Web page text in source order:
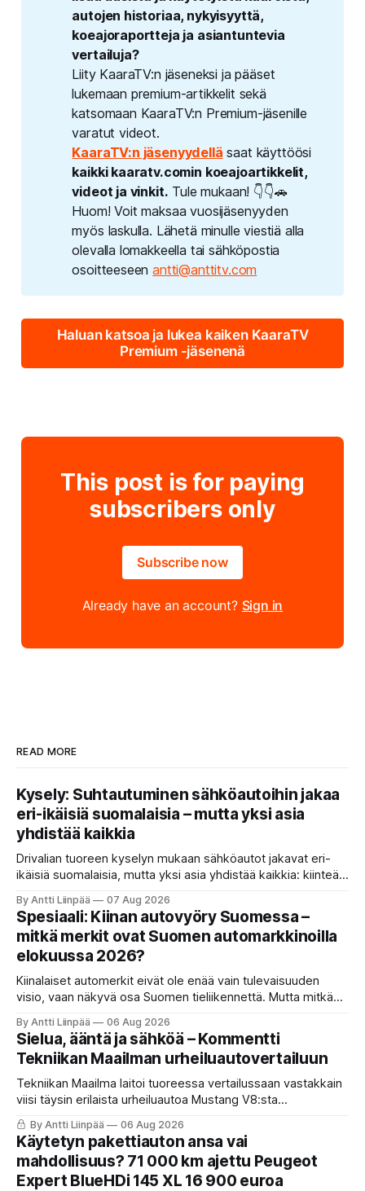
autojen historiaa, nykyisyyttä,
koeajoraportteja ja asiantuntevia
vertailuja?
Liity KaaraTV:n jäseneksi ja pääset
lukemaan premium-artikkelit sekä
katsomaan KaaraTV:n Premium-jäsenille
varatut videot.
KaaraTV:n jäsenyydellä saat käyttöösi
kaikki kaaratv.comin koeajoartikkelit,
videot ja vinkit. Tule mukaan! 👇👇🚗
Huom! Voit maksaa vuosijäsenyyden
myös laskulla. Lähetä minulle viestiä alla
olevalla lomakkeella tai sähköpostia
osoitteeseenantti@anttitv.com
Haluan katsoa ja lukea kaiken KaaraTV
Premium -jäsenenä
This post is for paying
subscribers only
Subscribe now
Already have an account? Sign in
READ MORE
Kysely: Suhtautuminen sähköautoihin jakaa
eri-ikäisiä suomalaisia – mutta yksi asia
yhdistää kaikkia
Drivalian tuoreen kyselyn mukaan sähköautot jakavat eri-
ikäisiä suomalaisia, mutta yksi asia yhdistää kaikkia: kiinteät
valittaessa.
By Antti Liinpää 07 Aug 2026
Spesiaali: Kiinan autovyöry Suomessa –
mitkä merkit ovat Suomen automarkkinoilla
elokuussa 2026?
Kiinalaiset automerkit eivät ole enää vain tulevaisuuden
visio, vaan näkyvä osa Suomen tieliikennettä. Mutta mitkä
pakettiautoihin ja mitä syksyn 2026 uutuuksilta sopii
odottaa? Katso kattava katsaus maamme tarjontaan ja
ostajan tärkeimpiin vinkkeihin!
By Antti Liinpää 06 Aug 2026
Sielua, ääntä ja sähköä – Kommentti
Tekniikan Maailman urheiluautovertailuun
Tekniikan Maailma laitoi tuoreessa vertailussaan vastakkain
viisi täysin erilaista urheiluautoa Mustang V8:sta
käteen ja pani autot omaan paremmuusjärjestykseen
fiiliksen, käytettävyyden ja hinta-laatusuhteen perusteella.
By Antti Liinpää 06 Aug 2026
Käytetyn pakettiauton ansa vai
mahdollisuus? 71 000 km ajettu Peugeot
Expert BlueHDi 145 XL 16 900 euroa